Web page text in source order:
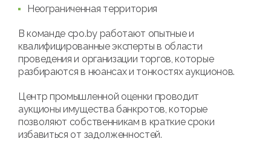
Неограниченная территория
В команде cpo.by работают опытные и
квалифицированные эксперты в области
проведения и организации торгов, которые
разбираются в нюансах и тонкостях аукционов.
Центр промышленной оценки проводит
аукционы имущества банкротов, которые
позволяют собственникам в краткие сроки
избавиться от задолженностей.